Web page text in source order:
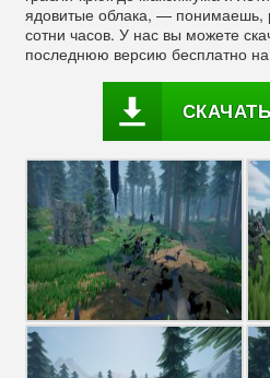
ядовитые облака, — понимаешь,
сотни часов. У нас вы можете
последнюю версию бесплатно